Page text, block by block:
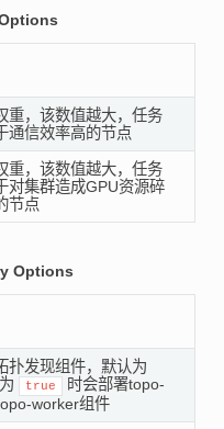
重，该数值越大，任务
通信效率高的节点
重，该数值越大，任务
对集群造成GPU资源碎
节点
Options
扑发现组件，默认为
true
时会部署topo-
worker组件